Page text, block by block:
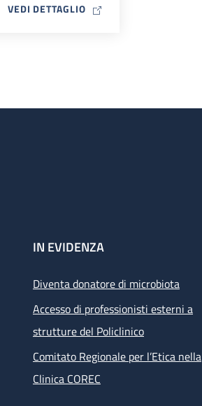
VEDI DETTAGLIOMAP ICON
IN EVIDENZA
Diventa donatore di microbiota
Accesso di professionisti esterni a
strutture del Policlinico
Comitato Regionale per l’Etica nella
Clinica COREC